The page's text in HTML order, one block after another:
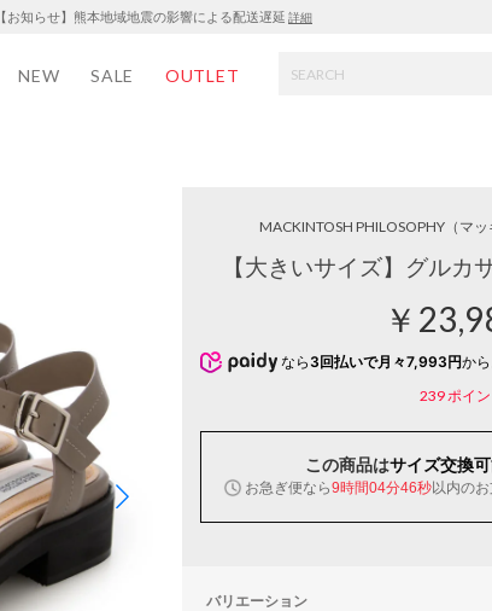
【お知らせ】熊本地域地震の影響による配送遅延 詳細
NEW SALE OUTLET
MACKINTOSH PHILOSOPHY （マ
【大きいサイズ】グルカ
￥
なら 3回払いで月々7,993円か
239ポイ
この商品はサイズ交換
お急ぎ便なら9時間04分45秒以内の
バリエーション